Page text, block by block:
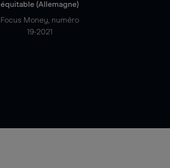
équitable (Allemagne)
Focus Money, numéro
19-2021